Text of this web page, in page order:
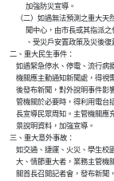
              加強防災宣導。
（二）如遇無法預測之重
聞中心，由市長或其
、受災戶安置政策及災後
    二、重大民生事件：
如遇緊急停水、停電、流
機關應主動通知新聞處，
後發布新聞，對外說明事
管機關於必要時，得利用
長宣導民眾周知。主管機
        景說明資料，加強宣導。
    三、重大意外事故：
如交通、捷運、火災、學
大、情節重大者，業務主
關首長召開記者會，發布